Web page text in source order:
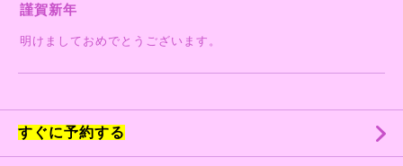
謹賀新年
明けましておめでとうございます。
すぐに予約する